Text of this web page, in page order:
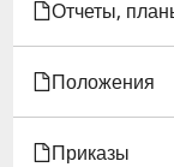
МЕЖДУ
ИГЭУ
Отчеты,
Положения
Приказы